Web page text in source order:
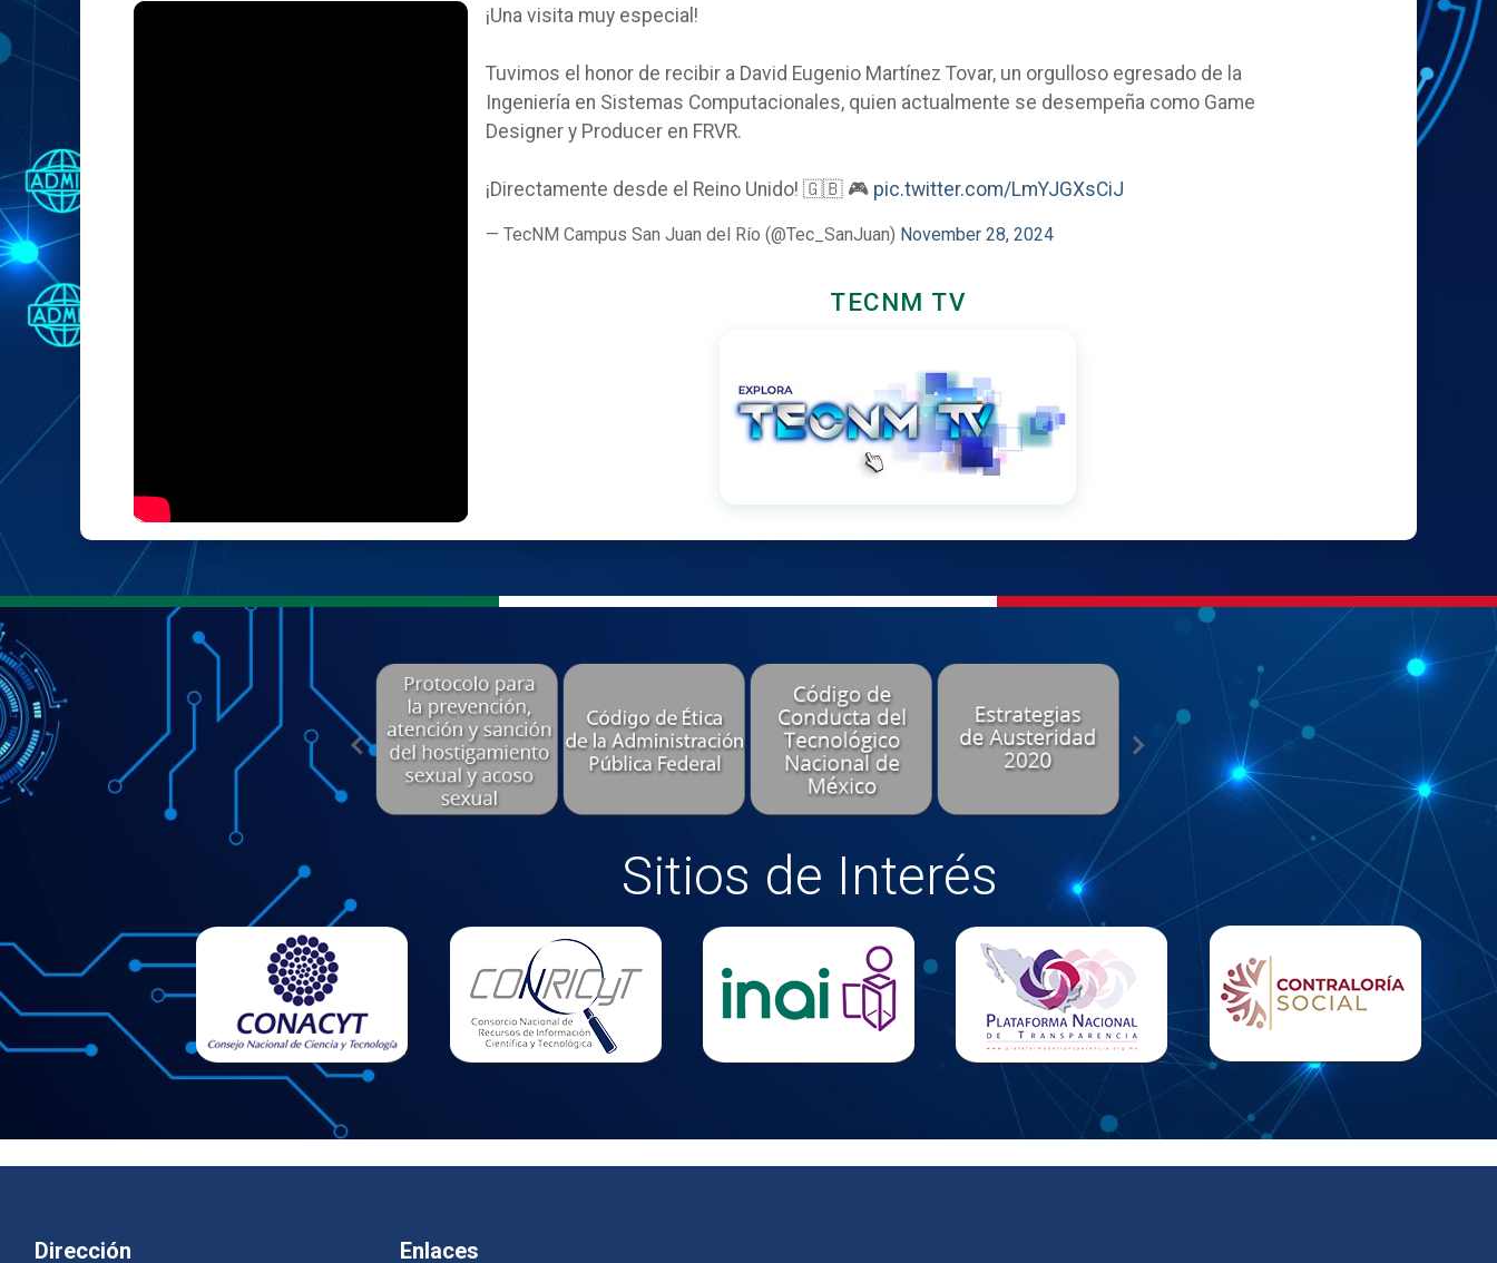
¡Una visita muy especial!
Tuvimos el honor de recibir a David Eugenio Martínez Tovar, un orgulloso egresado de la
Ingeniería en Sistemas Computacionales, quien actualmente se desempeña como Game
Designer y Producer en FRVR.
¡Directamente desde el Reino Unido! 🇬🇧 🎮 pic.twitter.com/LmYJGXsCiJ
— TecNM Campus San Juan del Río (@Tec_SanJuan) November 28, 2024
TECNM TV
Sitios de Interés
Dirección Enlaces